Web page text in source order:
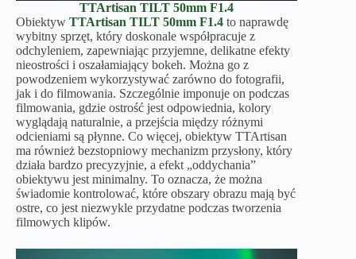
TTArtisan TILT50mm F1.4
Obiektyw TTArtisan TILT 50mm F1.4 to naprawdę
wybitny sprzęt, który doskonale współpracuje z
odchyleniem, zapewniając przyjemne, delikatne efekty
nieostrości i oszałamiający bokeh. Można go z
powodzeniem wykorzystywać zarówno do fotografii,
jak i do filmowania. Szczególnie imponuje on podczas
filmowania, gdzie ostrość jest odpowiednia, kolory
wyglądają naturalnie, a przejścia między różnymi
odcieniami są płynne. Co więcej, obiektyw TTArtisan
ma również bezstopniowy mechanizm przysłony, który
działa bardzo precyzyjnie, a efekt „oddychania”
obiektywu jest minimalny. To oznacza, że można
świadomie kontrolować, które obszary obrazu mają być
ostre, co jest niezwykle przydatne podczas tworzenia
filmowych klipów.